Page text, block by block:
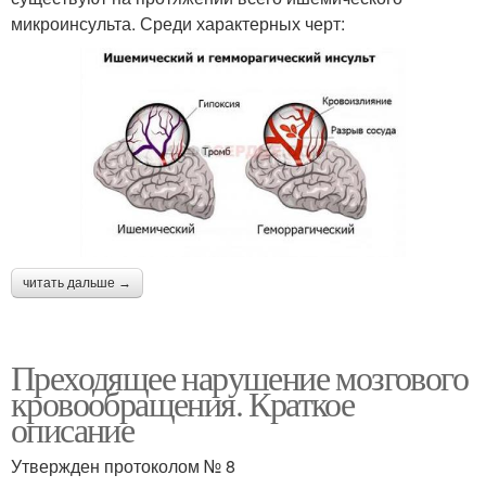
микроинсульта. Среди характерных черт:
читать дальше →
Преходящее нарушение мозгового
кровообращения. Краткое
описание
Утвержден протоколом № 8